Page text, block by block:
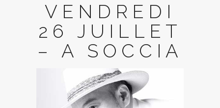
VENDREDI
26 JUILLET
– A SOCCIA